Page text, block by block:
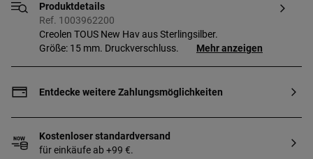
Produktdetails
Ref. 1003962200
Creolen TOUS New Hav aus Sterlingsilber.
Größe: 15 mm. Druckverschluss.
Mehr anzeigen
Entdecke weitere Zahlungsmöglichkeiten
Kostenloser standardversand
für einkäufe ab +99 €.